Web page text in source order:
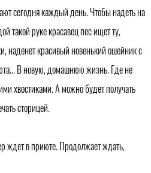
сегодня каждый день. Чтобы надеть на
такой руке красавец пес ищет ту,
наденет красивый новенький ошейник с
В новую, домашнюю жизнь. Где не
хвостиками. А можно будет получать
сторицей.
ждет в приюте. Продолжает ждать,